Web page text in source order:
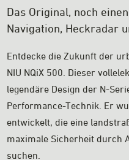
Das Original, noch
Navigation, Heckradar
Entdecke die Zukunft der
NIU NQiX 500. Dieser
legendäre Design der N-
Performance-Technik. Er
entwickelt, die eine
maximale Sicherheit durch
suchen.